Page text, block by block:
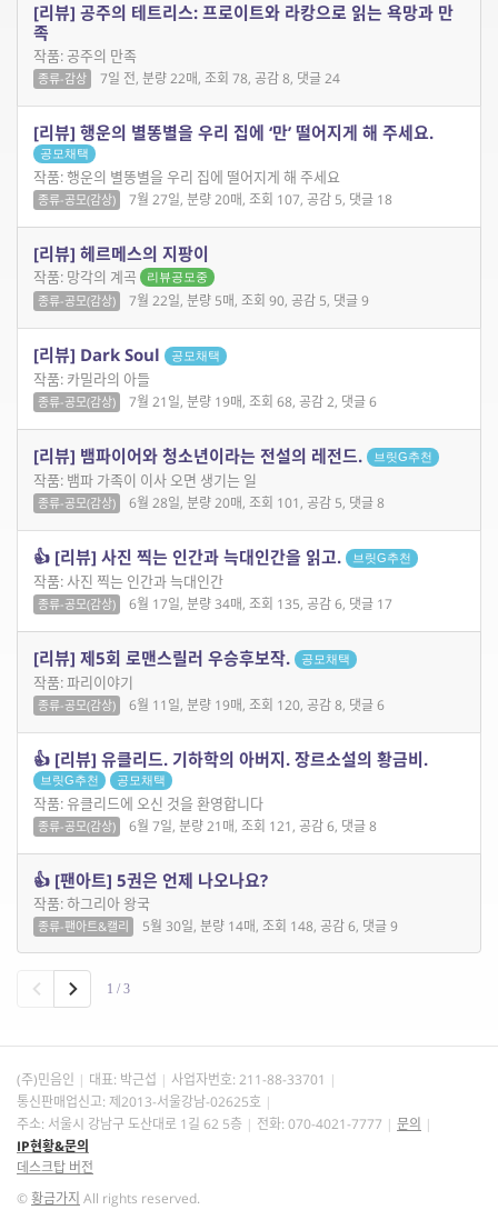
[리뷰] 공주의 테트리스: 프로이트와 라캉으로 읽는 욕망과 만
족
작품: 공주의 만족
종류-감상 7일 전, 분량 22매, 조회 78, 공감 8, 댓글 24
[리뷰] 행운의 별똥별을 우리 집에 ‘만’ 떨어지게 해 주세요.
공모채택
작품: 행운의 별똥별을 우리 집에 떨어지게 해 주세요
종류-공모(감상) 7월 27일, 분량 20매, 조회 107, 공감 5, 댓글 18
[리뷰] 헤르메스의 지팡이
작품: 망각의 계곡 리뷰공모중
종류-공모(감상) 7월 22일, 분량 5매, 조회 90, 공감 5, 댓글 9
[리뷰] Dark Soul 공모채택
작품: 카밀라의 아들
종류-공모(감상) 7월 21일, 분량 19매, 조회 68, 공감 2, 댓글 6
[리뷰] 뱀파이어와 청소년이라는 전설의 레전드. 브릿G추천
작품: 뱀파 가족이 이사 오면 생기는 일
종류-공모(감상) 6월 28일, 분량 20매, 조회 101, 공감 5, 댓글 8
👍 [리뷰] 사진 찍는 인간과 늑대인간을 읽고. 브릿G추천
작품: 사진 찍는 인간과 늑대인간
종류-공모(감상) 6월 17일, 분량 34매, 조회 135, 공감 6, 댓글 17
[리뷰] 제5회 로맨스릴러 우승후보작. 공모채택
작품: 파리이야기
종류-공모(감상) 6월 11일, 분량 19매, 조회 120, 공감 8, 댓글 6
👍 [리뷰] 유클리드. 기하학의 아버지. 장르소설의 황금비.
브릿G추천 공모채택
작품: 유클리드에 오신 것을 환영합니다
종류-공모(감상) 6월 7일, 분량 21매, 조회 121, 공감 6, 댓글 8
👍 [팬아트] 5권은 언제 나오나요?
작품: 하그리아 왕국
종류-팬아트&캘리 5월 30일, 분량 14매, 조회 148, 공감 6, 댓글 9
1 / 3
(주)민음인 대표: 박근섭 사업자번호: 211-88-33701
통신판매업신고: 제2013-서울강남-02625호
주소: 서울시 강남구 도산대로 1길 62 5층
전화: 070-4021-7777
문의
IP현황&문의
데스크탑 버전
©황금가지 All rights reserved.